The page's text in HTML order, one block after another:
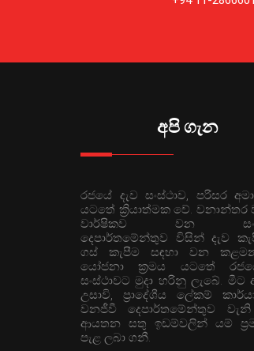
අපි ගැන
රජයේ දැව සංස්ථාව, පරිසර
යටතේ ක්‍රියාත්මක වේ. වනාන්තර
වාර්ෂිකව වන
දෙපාර්තමේන්තුව විසින් දැව
ගස් කැපීම සඳහා වන
යෝජනා ක්‍රමය යටතේ
සංස්ථාවට මුදා හරිනු ලැබේ. මීට
උසාවි, ප්‍රාදේශීය ලේකම්
වනජීවී දෙපාර්තමේන්තුව
ආයතන සතු ඉඩම්වලින් යම්
පැළ ලබා ගනී.